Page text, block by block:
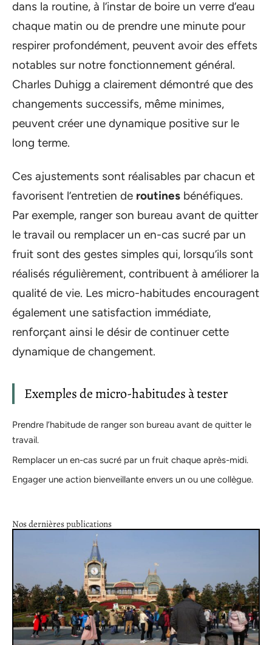
dans la routine, à l’instar de boire un verre d’eau
chaque matin ou de prendre une minute pour
respirer profondément, peuvent avoir des effets
notables sur notre fonctionnement général.
Charles Duhigg a clairement démontré que des
changements successifs, même minimes,
peuvent créer une dynamique positive sur le
long terme.
Ces ajustements sont réalisables par chacun et
favorisent l’entretien de routines bénéfiques.
Par exemple, ranger son bureau avant de quitter
le travail ou remplacer un en-cas sucré par un
fruit sont des gestes simples qui, lorsqu’ils sont
réalisés régulièrement, contribuent à améliorer la
qualité de vie. Les micro-habitudes encouragent
également une satisfaction immédiate,
renforçant ainsi le désir de continuer cette
dynamique de changement.
Exemples de micro-habitudes à tester
Prendre l’habitude de ranger son bureau avant de quitter le
travail.
Remplacer un en-cas sucré par un fruit chaque après-midi.
Engager une action bienveillante envers un ou une collègue.
Nos dernières publications